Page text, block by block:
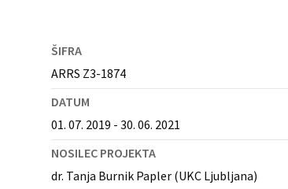
ŠIFRA
ARRS Z3-1874
DATUM
01. 07. 2019 - 30. 06. 2021
NOSILEC PROJEKTA
dr. Tanja Burnik Papler (UKC Ljubljana)